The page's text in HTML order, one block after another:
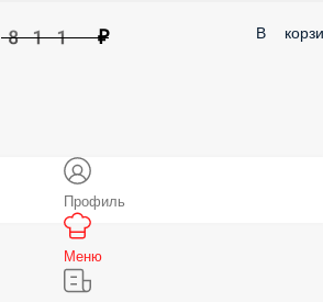
811 ₽ В
Профиль
Меню